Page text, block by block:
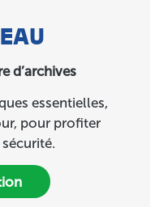
d’archives
essentielles,
pour profiter